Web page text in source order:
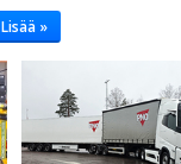
Lisää »